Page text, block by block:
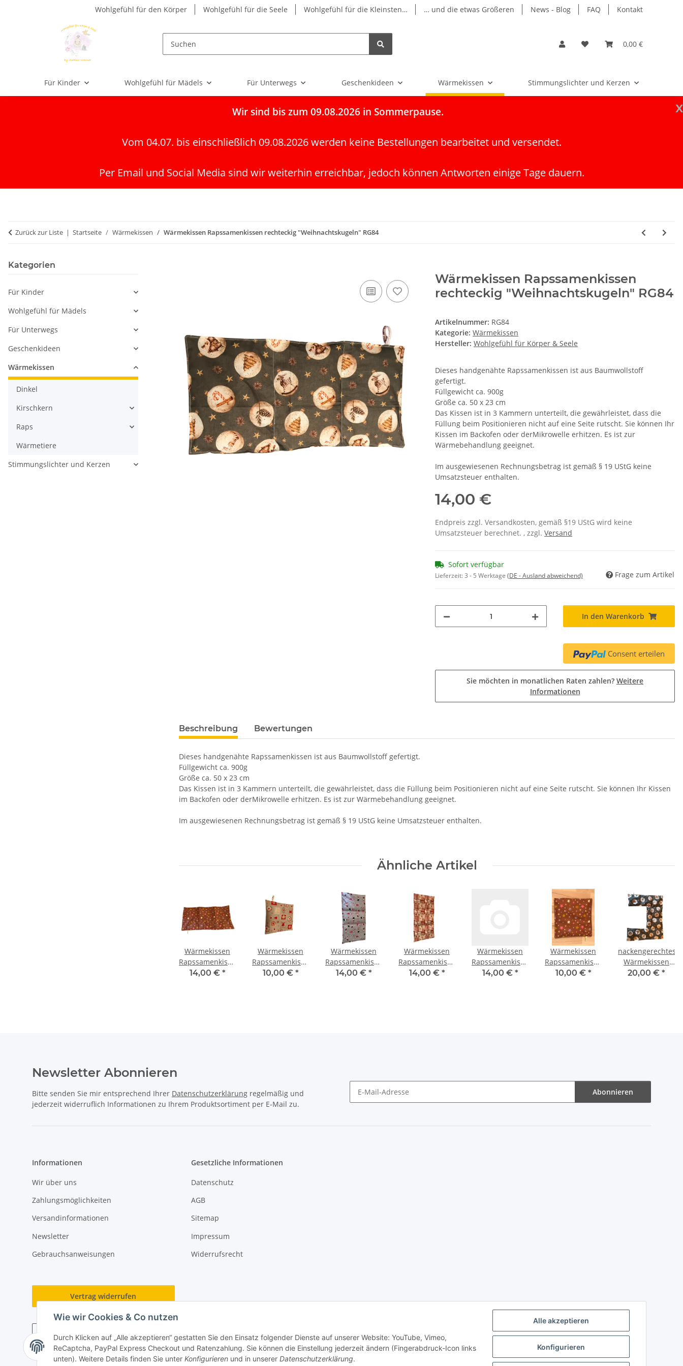
Alle akzeptieren
Konfigurieren
Wie wir Cookies & Co nutzen
Durch Klicken auf „Alle akzeptieren“ gestatten Sie den Einsatz folgender Dienste auf unserer Website: YouTube, Vimeo,
ReCaptcha, PayPal Express Checkout und Ratenzahlung. Sie können die Einstellung jederzeit ändern (Fingerabdruck-Icon links
unten). Weitere Details finden Sie unter Konfigurieren und in unserer Datenschutzerklärung.
Wohlgefühl für den Körper Wohlgefühl für die Seele Wohlgefühl für die Kleinsten… … und die etwas Größeren News - Blog FAQ Kontakt
0,00 €
Für Kinder Wohlgefühl für Mädels Für Unterwegs Geschenkideen Wärmekissen Stimmungslichter und Kerzen
x
Wir sind bis zum 09.08.2026 in Sommerpause.
Vom 04.07. bis einschließlich 09.08.2026 werden keine Bestellungen bearbeitet und versendet.
Per Email und Social Media sind wir weiterhin erreichbar, jedoch können Antworten einige Tage dauern.
Zurück zur Liste Startseite Wärmekissen Wärmekissen Rapssamenkissen rechteckig "Weihnachtskugeln" RG84
Wärmekissen Rapssamenkissen
rechteckig "Weihnachtskugeln" RG84
Artikelnummer: RG84
Kategorie: Wärmekissen
Hersteller: Wohlgefühl für Körper & Seele
Dieses handgenähte Rapssamenkissen ist aus Baumwollstoff
gefertigt.
Füllgewicht ca. 900g
Größe ca. 50 x 23 cm
Das Kissen ist in 3 Kammern unterteilt, die gewährleistet, dass die
Füllung beim Positionieren nicht auf eine Seite rutscht. Sie können Ihr
Kissen im Backofen oder derMikrowelle erhitzen. Es ist zur
Wärmebehandlung geeignet.
Im ausgewiesenen Rechnungsbetrag ist gemäß § 19 UStG keine
Umsatzsteuer enthalten.
14,00 €
Endpreis zzgl. Versandkosten, gemäß §19 UStG wird keine
Umsatzsteuer berechnet. , zzgl. Versand
Sofort verfügbar
Lieferzeit:3 - 5 Werktage (DE - Ausland abweichend) Frage zum Artikel
In den Warenkorb
Consent erteilen
Sie möchten in monatlichen Raten zahlen? Weitere
Informationen
Beschreibung Bewertungen
Dieses handgenähte Rapssamenkissen ist aus Baumwollstoff gefertigt.
Füllgewicht ca. 900g
Größe ca. 50 x 23 cm
Das Kissen ist in 3 Kammern unterteilt, die gewährleistet, dass die Füllung beim Positionieren nicht auf eine Seite rutscht. Sie können Ihr Kissen
im Backofen oder derMikrowelle erhitzen. Es ist zur Wärmebehandlung geeignet.
Im ausgewiesenen Rechnungsbetrag ist gemäß § 19 UStG keine Umsatzsteuer enthalten.
Ähnliche Artikel
Wärmekissen
Rapssamenkissen
rechteckig
14,00 € *
Wärmekissen
Rapssamenkissen
"Weihnachtsstimmung"
10,00 € *
Wärmekissen
Rapssamenkissen
rechteckig
14,00 € *
Wärmekissen
Rapssamenkissen
rechteckig
14,00 € *
Wärmekissen
Rapssamenkissen
rechteckig
14,00 € *
Wärmekissen
Rapssamenkissen
"Weihnachtssterne"
10,00 € *
nackengerechtes
Wärmekissen
Rapssamen
20,00 € *
Kategorien
Für Kinder
Wohlgefühl für Mädels
Für Unterwegs
Geschenkideen
Wärmekissen
Dinkel
Kirschkern
Raps
Wärmetiere
Stimmungslichter und Kerzen
Newsletter Abonnieren
Bitte senden Sie mir entsprechend Ihrer Datenschutzerklärung regelmäßig und
jederzeit widerruflich Informationen zu Ihrem Produktsortiment per E-Mail zu.
Abonnieren
Informationen
Wir über uns
Zahlungsmöglichkeiten
Versandinformationen
Newsletter
Gebrauchsanweisungen
Gesetzliche Informationen
Datenschutz
AGB
Sitemap
Impressum
Widerrufsrecht
Vertrag widerrufen
* Gemäß §19 UStG wird keine Umsatzsteuer berechnet, zzgl. Versand